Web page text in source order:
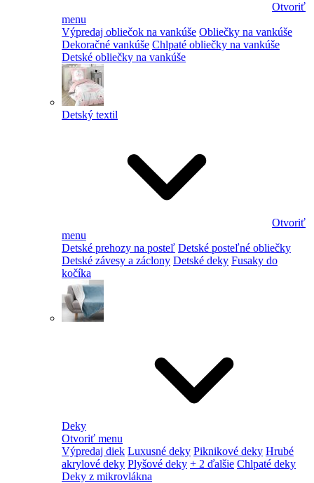
Otvoriť
menu
Výpredaj obliečok na vankúše Obliečky na vankúše
Dekoračné vankúše Chlpaté obliečky na vankúše
Detské obliečky na vankúše
Detský textil
Otvoriť
menu
Detské prehozy na posteľ Detské posteľné obliečky
Detské závesy a záclony Detské deky Fusaky do
kočíka
Deky
Otvoriť menu
Výpredaj diek Luxusné deky Piknikové deky Hrubé
akrylové deky Plyšové deky + 2 ďalšie Chlpaté deky
Deky z mikrovlákna